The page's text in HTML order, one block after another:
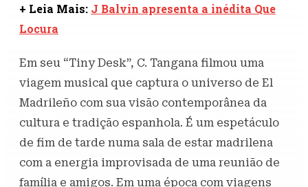
+ Leia Mais: J Balvin apresenta a inédita Que
Locura
Em seu “Tiny Desk”, C. Tangana filmou uma
viagem musical que captura o universo de El
Madrileño com sua visão contemporânea da
cultura e tradição espanhola. É um espetáculo
de fim de tarde numa sala de estar madrilena
com a energia improvisada de uma reunião de
família e amigos. Em uma época com viagens